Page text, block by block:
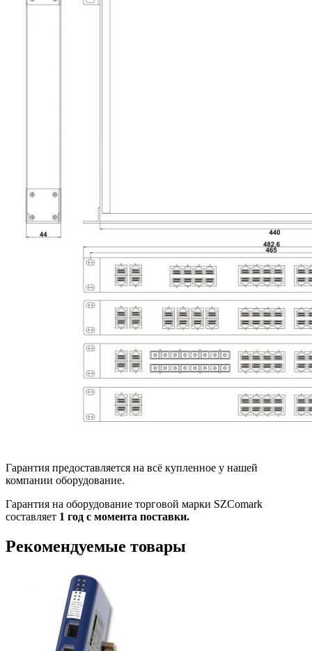
Гарантия предоставляется на всё купленное у нашей
компании оборудование.
Гарантия на оборудование торговой марки SZComark
составляет 1 год с момента поставки.
Рекомендуемые товары